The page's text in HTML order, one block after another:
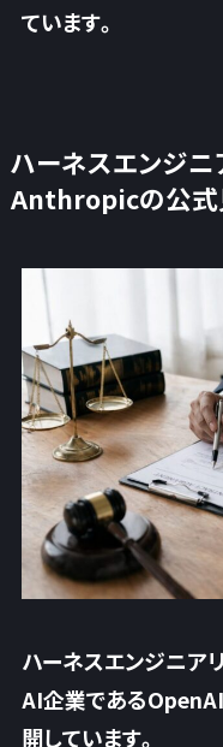
ています。
ハーネスエンジ
Anthropicの公式
ハーネスエンジニア
AI企業である
開しています。